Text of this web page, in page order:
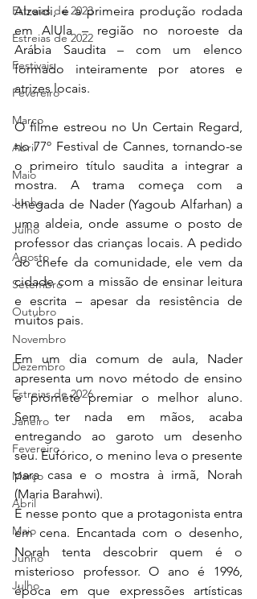
Estreias de 2023
Estreias de 2022
Festivais
Fevereiro
Março
Abril
Maio
Junho
Julho
Agosto
Setembro
Outubro
Novembro
Dezembro
Estreias de 2026
Janeiro
Fevereiro
Março
Abril
Maio
Junho
Julho
Alzaidi, é a primeira produção rodada
em AlUla – região no noroeste da
Arábia Saudita – com um elenco
formado inteiramente por atores e
atrizes locais.
O filme estreou no Un Certain Regard,
no 77º Festival de Cannes, tornando-se
o primeiro título saudita a integrar a
mostra. A trama começa com a
chegada de Nader (Yagoub Alfarhan) a
uma aldeia, onde assume o posto de
professor das crianças locais. A pedido
do chefe da comunidade, ele vem da
cidade com a missão de ensinar leitura
e escrita – apesar da resistência de
muitos pais.
Em um dia comum de aula, Nader
apresenta um novo método de ensino
e promete premiar o melhor aluno.
Sem ter nada em mãos, acaba
entregando ao garoto um desenho
seu. Eufórico, o menino leva o presente
para casa e o mostra à irmã, Norah
(Maria Barahwi).
É nesse ponto que a protagonista entra
em cena. Encantada com o desenho,
Norah tenta descobrir quem é o
misterioso professor. O ano é 1996,
época em que expressões artísticas